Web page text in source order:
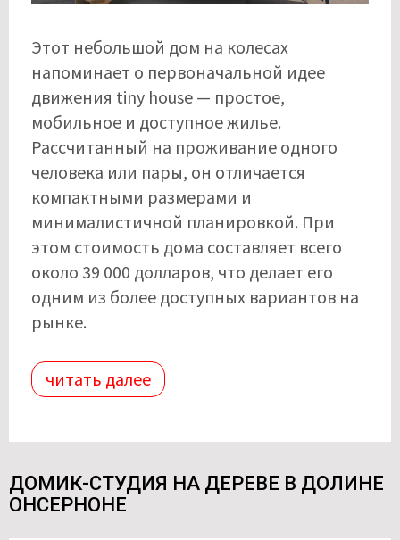
Этот небольшой дом на колесах
напоминает о первоначальной идее
движения tiny house — простое,
мобильное и доступное жилье.
Рассчитанный на проживание одного
человека или пары, он отличается
компактными размерами и
минималистичной планировкой. При
этом стоимость дома составляет всего
около 39 000 долларов, что делает его
одним из более доступных вариантов на
рынке.
читать далее
ДОМИК-СТУДИЯ НА ДЕРЕВЕ В ДОЛИНЕ
ОНСЕРНОНЕ